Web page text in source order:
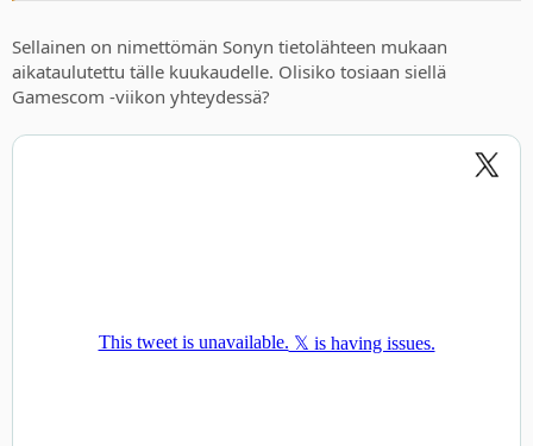
Sellainen on nimettömän Sonyn tietolähteen mukaan
aikataulutettu tälle kuukaudelle. Olisiko tosiaan siellä
Gamescom -viikon yhteydessä?